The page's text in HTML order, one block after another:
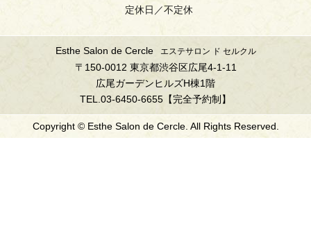
定休日／不定休
Esthe Salon de Cercle エステサロン ド セルクル
〒150-0012 東京都渋谷区広尾4-1-11
広尾ガーデンヒルズH棟1階
TEL.03-6450-6655【完全予約制】
Copyright © Esthe Salon de Cercle. All Rights Reserved.